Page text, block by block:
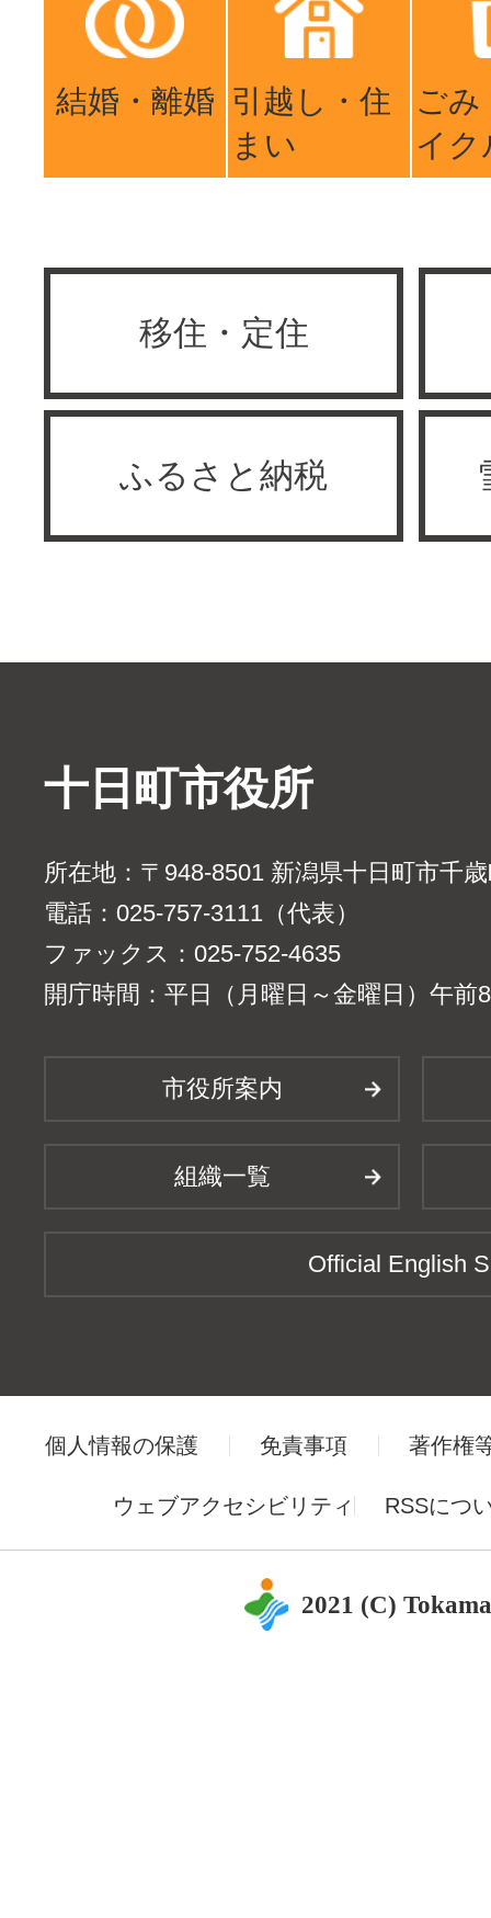
結婚・離婚 引越し・住
まい
ごみ
イク
移住・定住
ふるさと納税
十日町市役所
所在地：〒948-8501 新潟県十日町市千
電話：025-757-3111（代表）
ファックス：025-752-4635
開庁時間：平日（月曜日～金曜日）午前
市役所案内
組織一覧
Official English
個人情報の保護 免責事項 著作権
ウェブアクセシビリティ RSSにつ
2021 (C)